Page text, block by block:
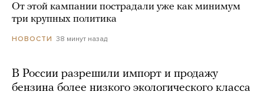
От этой кампании пострадали уже как минимум
три крупных политика
НОВОСТИ 38 минут назад
В России разрешили импорт и продажу
бензина более низкого экологического класса